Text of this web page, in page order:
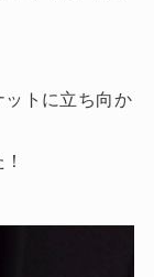
ットに立ち向か